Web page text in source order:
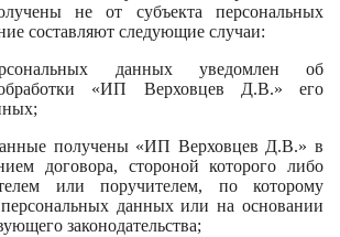
не от субъекта персональных
составляют следующие случаи:
данных уведомлен об
обработки «ИП Верховцев Д.В.» его
получены «ИП Верховцев Д.В.» в
договора, стороной которого либо
или поручителем, по которому
персональных данных или на основании
законодательства;